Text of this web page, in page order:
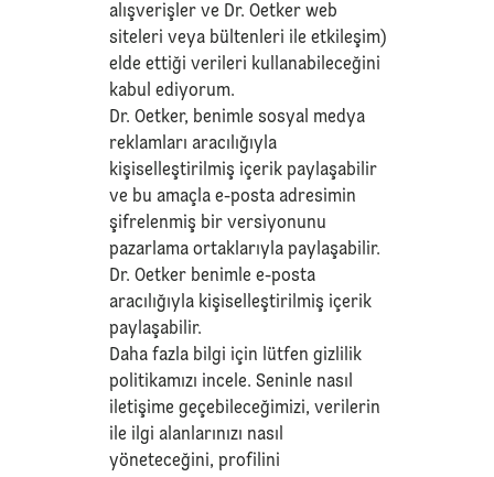
alışverişler ve Dr. Oetker web
siteleri veya bültenleri ile etkileşim)
elde ettiği verileri kullanabileceğini
kabul ediyorum.
Dr. Oetker, benimle sosyal medya
reklamları aracılığıyla
kişiselleştirilmiş içerik paylaşabilir
ve bu amaçla e-posta adresimin
şifrelenmiş bir versiyonunu
pazarlama ortaklarıyla paylaşabilir.
Dr. Oetker benimle e-posta
aracılığıyla kişiselleştirilmiş içerik
paylaşabilir.
Daha fazla bilgi için lütfengizlilik
politikamızı incele. Seninle nasıl
iletişime geçebileceğimizi, verilerin
ile ilgi alanlarınızı nasıl
yöneteceğini, profilini